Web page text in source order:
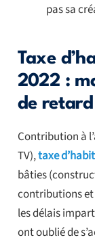
pas sa
Taxe
2022 :
de retard
Contribution à
TV),taxe
bâties
contributions et
les délais
ont oublié de